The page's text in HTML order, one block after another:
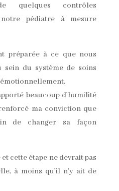
quelques contrôles
notre pédiatre à mesure
préparée à ce que nous
du système de soins
beaucoup d’humilité
ma conviction que
de changer sa façon
et cette étape ne devrait pas
à moins qu’il n’y ait de